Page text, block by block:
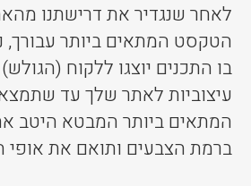
לאחר שנגדיר את דרישתנו
הטקסט המתאים ביותר עבורך,
בו התכנים יוצגו ללקוח (הגולש)
עיצוביות לאתר שלך עד
המתאים ביותר המבטא היטב
ברמת הצבעים ותואם את